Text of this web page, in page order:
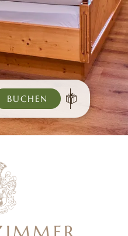
BUCHEN